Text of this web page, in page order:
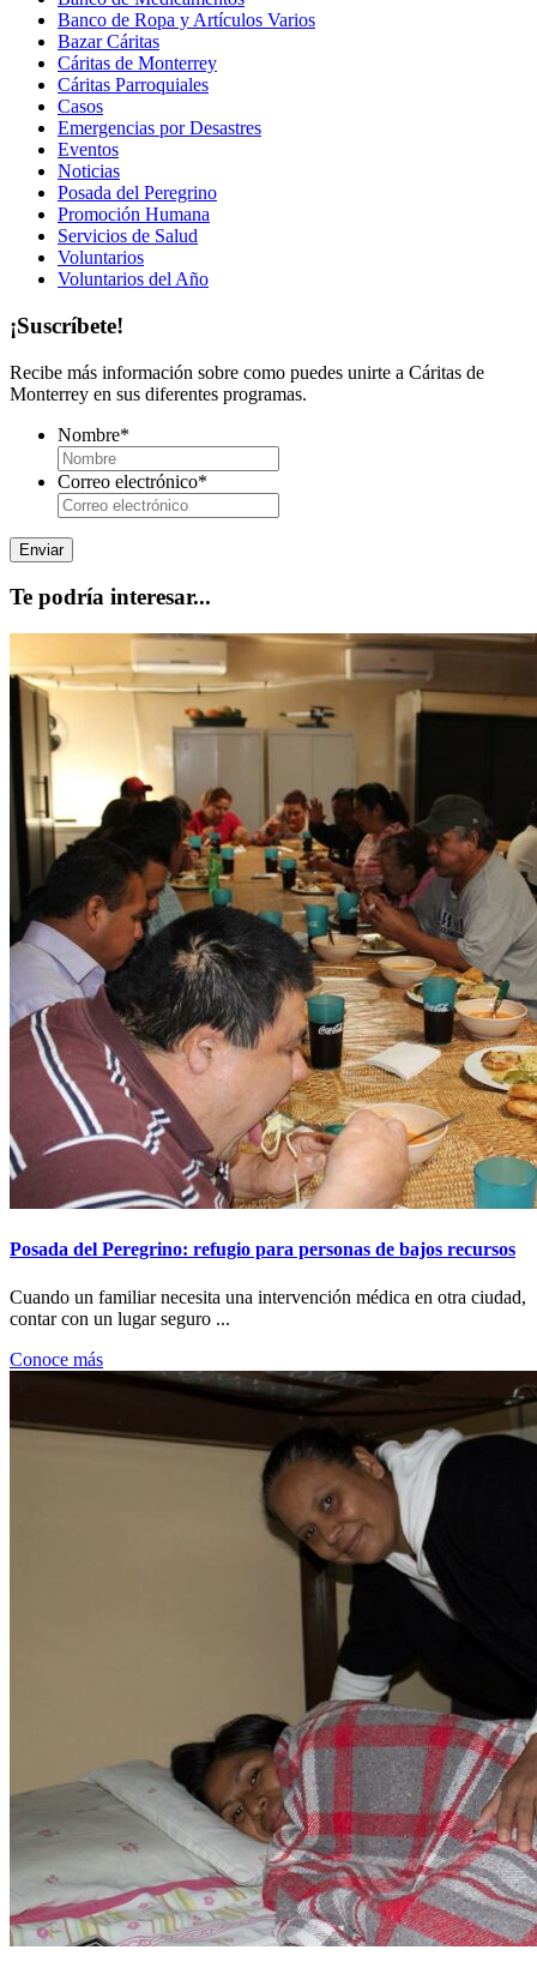
Banco de Ropa y Artículos Varios
Bazar Cáritas
Cáritas de Monterrey
Cáritas Parroquiales
Casos
Emergencias por Desastres
Eventos
Noticias
Posada del Peregrino
Promoción Humana
Servicios de Salud
Voluntarios
Voluntarios del Año
¡Suscríbete!
Recibe más información sobre como puedes unirte a Cáritas de
Monterrey en sus diferentes programas.
Nombre*
Correo electrónico*
Te podría interesar...
Posada del Peregrino: refugio para personas de bajos recursos
Cuando un familiar necesita una intervención médica en otra ciudad,
contar con un lugar seguro ...
Conoce más